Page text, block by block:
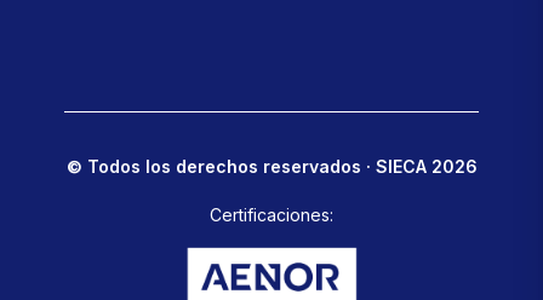
© Todos los derechos reservados · SIECA 2026
Certificaciones: